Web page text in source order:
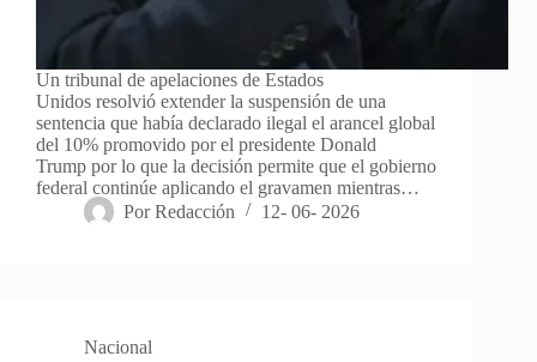
Un tribunal de apelaciones de Estados
Unidos resolvió extender la suspensión de una
sentencia que había declarado ilegal el arancel global
del 10% promovido por el presidente Donald
Trump por lo que la decisión permite que el gobierno
federal continúe aplicando el gravamen mientras…
Por Redacción 12- 06- 2026
Nacional